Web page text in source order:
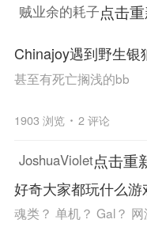
贼业余的耗子点击
Chinajoy遇到野生银
甚至有死亡搁浅的bb
1903 浏览 2 评论
JoshuaViolet点击重
好奇大家都玩什么游
魂类？ 单机？ Gal？